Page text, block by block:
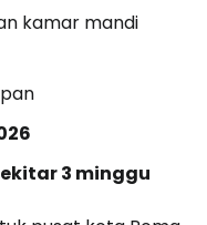
kamar mandi
3 minggu